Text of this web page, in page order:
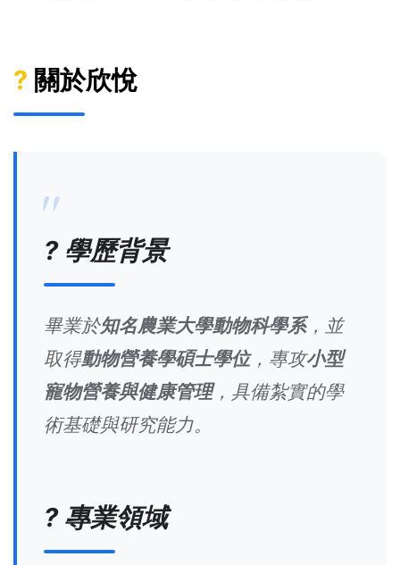
? 關於欣悅
? 學歷背景
畢業於知名農業大學動物科學系，並
取得動物營養學碩士學位，專攻小型
寵物營養與健康管理，具備紮實的學
術基礎與研究能力。
? 專業領域